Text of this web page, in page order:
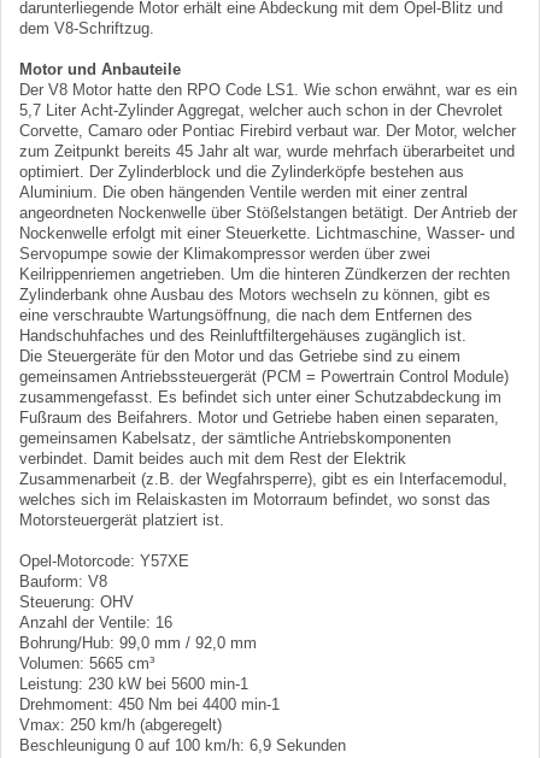
darunterliegende Motor erhält eine Abdeckung mit dem Opel-Blitz und
dem V8-Schriftzug.
Motor und Anbauteile
Der V8 Motor hatte den RPO Code LS1. Wie schon erwähnt, war es ein
5,7 Liter Acht-Zylinder Aggregat, welcher auch schon in der Chevrolet
Corvette, Camaro oder Pontiac Firebird verbaut war. Der Motor, welcher
zum Zeitpunkt bereits 45 Jahr alt war, wurde mehrfach überarbeitet und
optimiert. Der Zylinderblock und die Zylinderköpfe bestehen aus
Aluminium. Die oben hängenden Ventile werden mit einer zentral
angeordneten Nockenwelle über Stößelstangen betätigt. Der Antrieb der
Nockenwelle erfolgt mit einer Steuerkette. Lichtmaschine, Wasser- und
Servopumpe sowie der Klimakompressor werden über zwei
Keilrippenriemen angetrieben. Um die hinteren Zündkerzen der rechten
Zylinderbank ohne Ausbau des Motors wechseln zu können, gibt es
eine verschraubte Wartungsöffnung, die nach dem Entfernen des
Handschuhfaches und des Reinluftfiltergehäuses zugänglich ist.
Die Steuergeräte für den Motor und das Getriebe sind zu einem
gemeinsamen Antriebssteuergerät (PCM = Powertrain Control Module)
zusammengefasst. Es befindet sich unter einer Schutzabdeckung im
Fußraum des Beifahrers. Motor und Getriebe haben einen separaten,
gemeinsamen Kabelsatz, der sämtliche Antriebskomponenten
verbindet. Damit beides auch mit dem Rest der Elektrik
Zusammenarbeit (z.B. der Wegfahrsperre), gibt es ein Interfacemodul,
welches sich im Relaiskasten im Motorraum befindet, wo sonst das
Motorsteuergerät platziert ist.
Opel-Motorcode: Y57XE
Bauform: V8
Steuerung: OHV
Anzahl der Ventile: 16
Bohrung/Hub: 99,0 mm / 92,0 mm
Volumen: 5665 cm³
Leistung: 230 kW bei 5600 min-1
Drehmoment: 450 Nm bei 4400 min-1
Vmax: 250 km/h (abgeregelt)
Beschleunigung 0 auf 100 km/h: 6,9 Sekunden